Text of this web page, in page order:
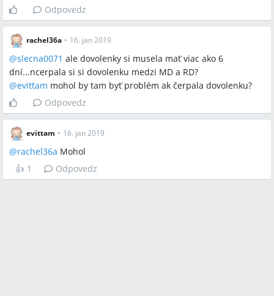
Odpovedz
rachel36a • 16. jan 2019
@slecna0071 ale dovolenky si musela mať viac ako 6
dní...ncerpala si si dovolenku medzi MD a RD?
@evittam mohol by tam byť problém ak čerpala dovolenku?
Odpovedz
evittam • 16. jan 2019
@rachel36a Mohol
👍 1 Odpovedz